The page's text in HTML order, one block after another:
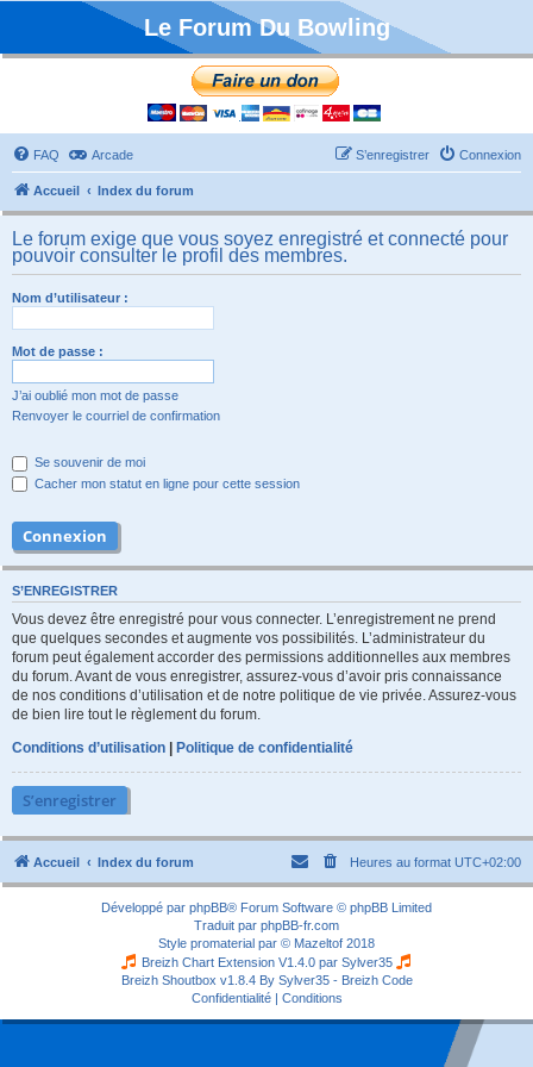
Le Forum Du Bowling
FAQ Arcade Connexion
S’enregistrer
Accueil Index du forum
Le forum exige que vous soyez enregistré et connecté pour
pouvoir consulter le profil des membres.
Nom d’utilisateur :
Mot de passe :
J’ai oublié mon mot de passe
Renvoyer le courriel de confirmation
Se souvenir de moi
Cacher mon statut en ligne pour cette session
S’ENREGISTRER
Vous devez être enregistré pour vous connecter. L’enregistrement ne prend
que quelques secondes et augmente vos possibilités. L’administrateur du
forum peut également accorder des permissions additionnelles aux membres
du forum. Avant de vous enregistrer, assurez-vous d’avoir pris connaissance
de nos conditions d’utilisation et de notre politique de vie privée. Assurez-vous
de bien lire tout le règlement du forum.
Conditions d’utilisation | Politique de confidentialité
S’enregistrer
Accueil Index du forum Heures au format UTC+02:00
Développé par phpBB® Forum Software © phpBB Limited
Traduit par phpBB-fr.com
Style promaterial par © Mazeltof 2018
Breizh Chart Extension V1.4.0 par Sylver35
Breizh Shoutbox v1.8.4 By Sylver35 - Breizh Code
Confidentialité| Conditions